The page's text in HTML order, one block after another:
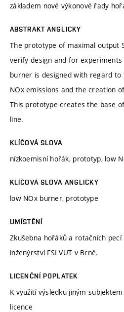
základem nové výkonové řady
ABSTRAKT ANGLICKY
The prototype of maximal output
verify design and for
burner is designed with regard
NOx emissions and the creation
This prototype creates the base
line.
KLÍČOVÁ SLOVA
nízkoemisní hořák, prototyp, low
KLÍČOVÁ SLOVA ANGLICKY
low NOx burner, prototype
UMÍSTĚNÍ
Zkušebna hořáků a rotačních
inženýrství FSI VUT v Brně.
LICENČNÍ POPLATEK
K využití výsledku jiným
licence